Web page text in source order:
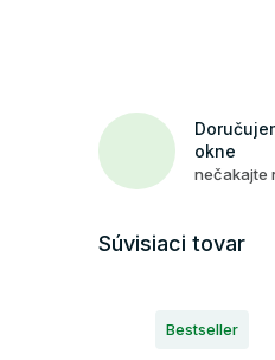
okne
nečakajte
Súvisiaci tovar
Bestseller